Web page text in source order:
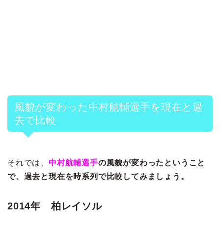
風貌が変わった中村航輔選手を現在と過
去で比較
それでは、 中村航輔選手の風貌が変わったということ
で、過去と現在を時系列で比較してみましょう。
2014年 柏レイソル